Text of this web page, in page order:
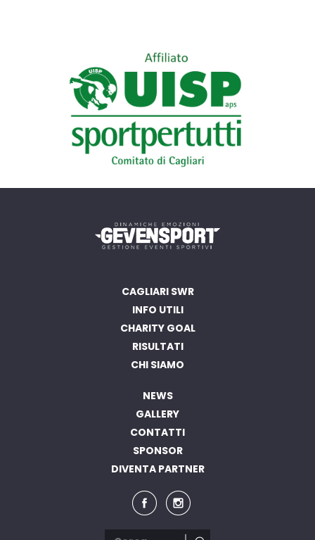
CAGLIARI SWR
INFO UTILI
CHARITY GOAL
RISULTATI
CHI SIAMO
NEWS
GALLERY
CONTATTI
SPONSOR
DIVENTA PARTNER